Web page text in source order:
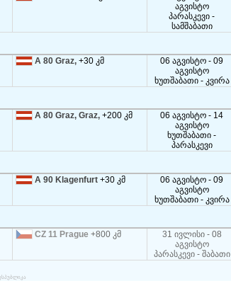
აგვისტო
პარასკევი -
სამშაბათი
A 80 Graz, +30 კმ
06 აგვისტო - 09
აგვისტო
ხუთშაბათი - კვირა
A 80 Graz, Graz, +200 კმ
06 აგვისტო - 14
აგვისტო
ხუთშაბათი -
პარასკევი
A 90 Klagenfurt +30 კმ
06 აგვისტო - 09
აგვისტო
ხუთშაბათი - კვირა
CZ 11 Prague +800 კმ
31 ივლისი - 08
აგვისტო
პარასკევი - შაბათი